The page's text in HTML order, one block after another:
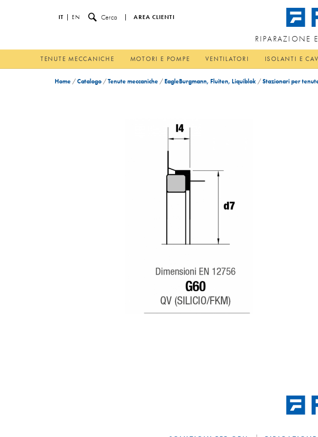
IT EN Cerca AREA CLIENTI
RIPARAZIONE
TENUTE MECCANICHE MOTORI E POMPE VENTILATORI ISOLANTI E
Home /Catalogo /Tenute meccaniche / EagleBurgmann, Fluiten, Liquiblok /Stazionari per